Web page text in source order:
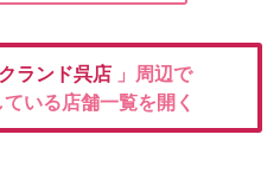
ランド呉店 」周辺で
いる店舗一覧を開く